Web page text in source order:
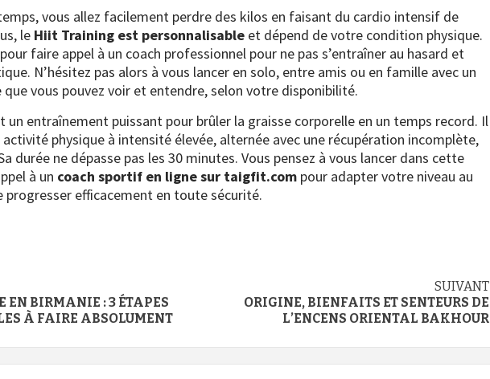
vous allez facilement perdre des kilos en faisant du cardio intensif de
le Hiit Training est personnalisable et dépend de votre condition physique.
faire appel à un coach professionnel pour ne pas s’entraîner au hasard et
N’hésitez pas alors à vous lancer en solo, entre amis ou en famille avec un
que vous pouvez voir et entendre, selon votre disponibilité.
un entraînement puissant pour brûler la graisse corporelle en un temps record. Il
activité physique à intensité élevée, alternée avec une récupération incomplète,
durée ne dépasse pas les 30 minutes. Vous pensez à vous lancer dans cette
à un coach sportif en ligne sur taigfit.com pour adapter votre niveau au
progresser efficacement en toute sécurité.
EN BIRMANIE : 3 ÉTAPES
À FAIRE ABSOLUMENT
SUIVANT
ORIGINE, BIENFAITS ET SENTEURS DE
L’ENCENS ORIENTAL BAKHOUR